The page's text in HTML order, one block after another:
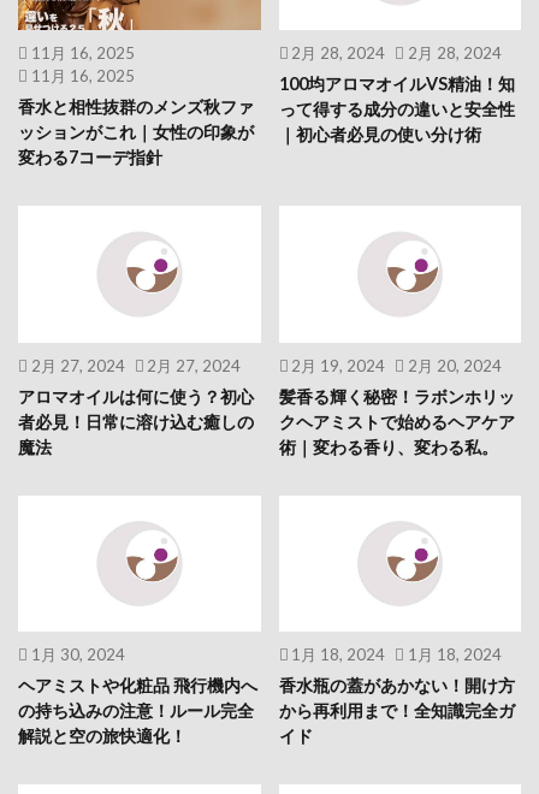
11月 16, 2025
11月 16, 2025
香水と相性抜群のメンズ秋ファ
ッションがこれ｜女性の印象が
変わる7コーデ指針
2月 28, 2024 2月 28, 2024
100均アロマオイルVS精油！知
って得する成分の違いと安全性
｜初心者必見の使い分け術
2月 27, 2024 2月 27, 2024
アロマオイルは何に使う？初心
者必見！日常に溶け込む癒しの
魔法
2月 19, 2024 2月 20, 2024
髪香る輝く秘密！ラボンホリッ
クヘアミストで始めるヘアケア
術｜変わる香り、変わる私。
1月 30, 2024
ヘアミストや化粧品 飛行機内へ
の持ち込みの注意！ルール完全
解説と空の旅快適化！
1月 18, 2024 1月 18, 2024
香水瓶の蓋があかない！開け方
から再利用まで！全知識完全ガ
イド